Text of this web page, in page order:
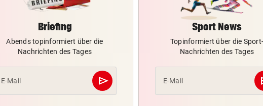
Briefing
Abends topinformiert über die
Nachrichten des Tages
E-Mail send
Abschicken
Sport News
Topinformiert über die Sport-
Nachrichten des Tages
E-Mail